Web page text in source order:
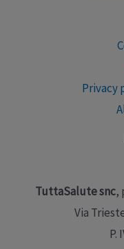
Privacy
TuttaSalute snc,
Via
P.